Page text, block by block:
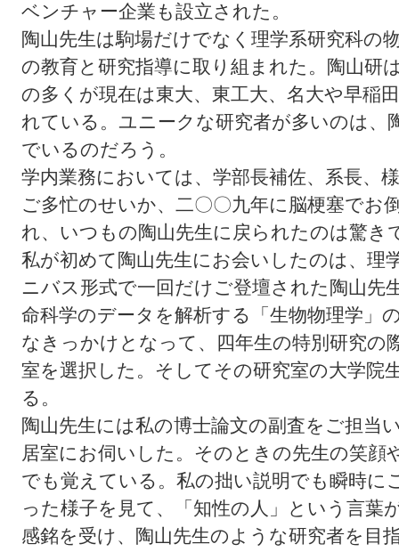
ベンチャー企業も設立された。
陶山先生は駒場だけでなく理学系研究科の
の教育と研究指導に取り組まれた。陶山研
の多くが現在は東大、東工大、名大や早稲
れている。ユニークな研究者が多いのは、
でいるのだろう。
学内業務においては、学部長補佐、系長、
ご多忙のせいか、二〇〇九年に脳梗塞でお
れ、いつもの陶山先生に戻られたのは驚き
私が初めて陶山先生にお会いしたのは、理
ニバス形式で一回だけご登壇された陶山先
命科学のデータを解析する「生物物理学」
なきっかけとなって、四年生の特別研究の
室を選択した。そしてその研究室の大学院
る。
陶山先生には私の博士論文の副査をご担当
居室にお伺いした。そのときの先生の笑顔
でも覚えている。私の拙い説明でも瞬時に
った様子を見て、「知性の人」という言葉
感銘を受け、陶山先生のような研究者を目